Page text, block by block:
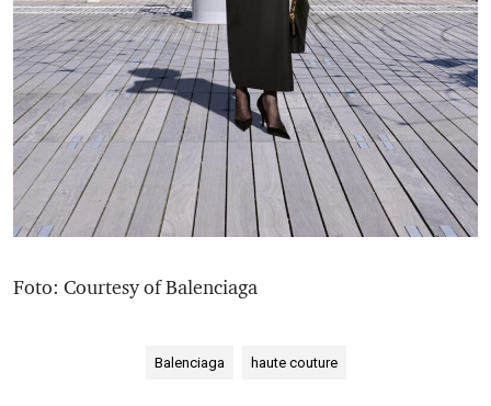
Foto: Courtesy of Balenciaga
Balenciaga haute couture